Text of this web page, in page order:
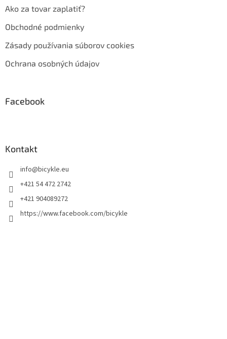
Ako za tovar zaplatiť?
Obchodné podmienky
Zásady používania súborov cookies
Ochrana osobných údajov
Facebook
Kontakt
info@bicykle.eu
+421 54 472 2742
+421 904089272
https://www.facebook.com/bicykle